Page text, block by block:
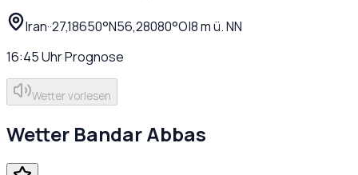
Iran··27,18650°N56,28080°O|8m ü. NN
16:45UhrPrognose
Wetter vorlesen
Wetter Bandar Abbas